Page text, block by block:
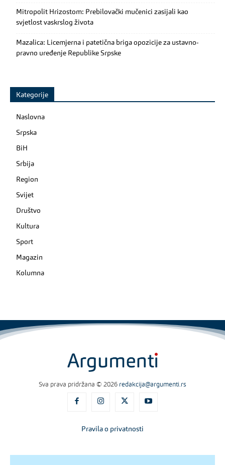
Mitropolit Hrizostom: Prebilovački mučenici zasijali kao
svjetlost vaskrslog života
Mazalica: Licemjerna i patetična briga opozicije za ustavno-
pravno uređenje Republike Srpske
Kategorije
Naslovna
Srpska
BiH
Srbija
Region
Svijet
Društvo
Kultura
Sport
Magazin
Kolumna
Sva prava pridržana © 2026 redakcija@argumenti.rs
Pravila o privatnosti